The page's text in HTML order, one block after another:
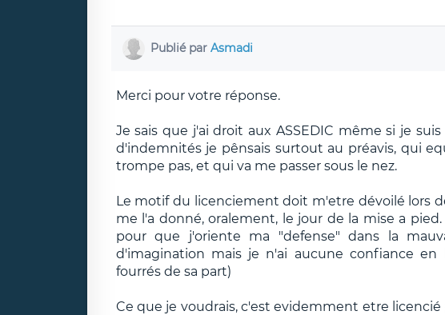
Publié par Asmadi
Merci pour votre réponse.
Je sais que j'ai droit aux ASSEDIC même si je
d'indemnités je pênsais surtout au préavis, qui
trompe pas, et qui va me passer sous le nez.
Le motif du licenciement doit m'etre dévoilé lors
me l'a donné, oralement, le jour de la mise a
pour que j'oriente ma "defense" dans la
d'imagination mais je n'ai aucune confiance
fourrés de sa part)
Ce que je voudrais, c'est evidemment etre